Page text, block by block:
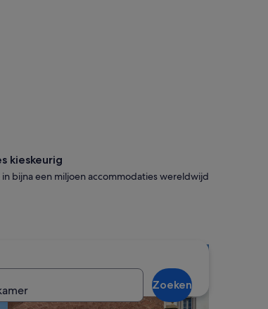
Zoeken
kieskeurig
bijna een miljoen accommodaties wereldwijd
Villa´s zoeken